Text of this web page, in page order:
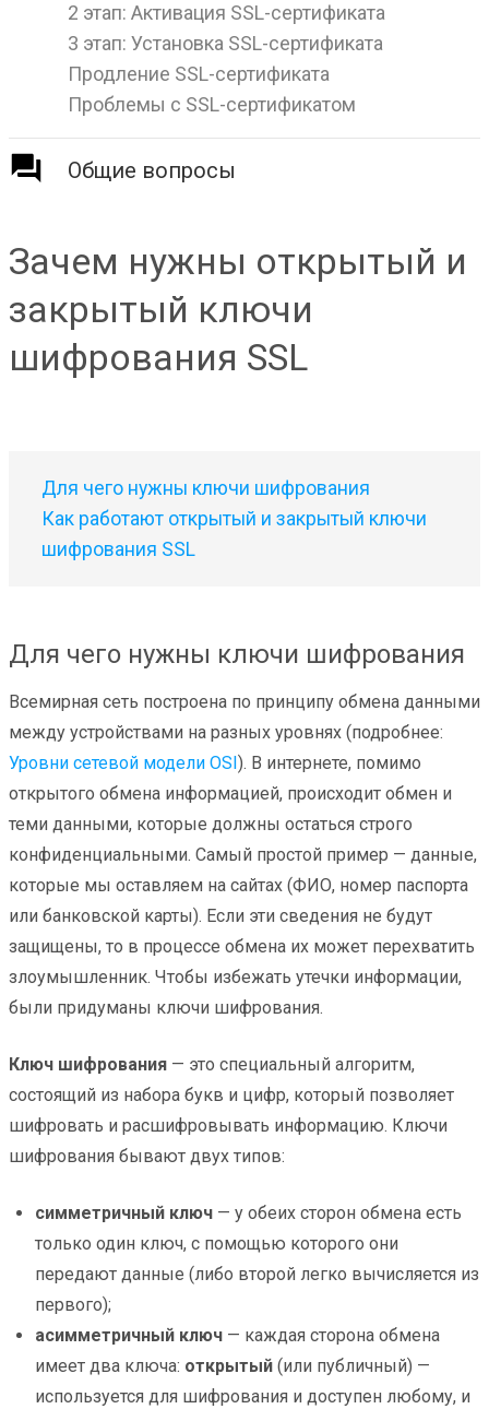
2 этап: Активация SSL-сертификата
3 этап: Установка SSL-сертификата
Продление SSL-сертификата
Проблемы с SSL-сертификатом
Общие вопросы
Зачем нужны открытый и
закрытый ключи
шифрования SSL
Для чего нужны ключи шифрования
Как работают открытый и закрытый ключи
шифрования SSL
Для чего нужны ключи шифрования
Всемирная сеть построена по принципу обмена данными
между устройствами на разных уровнях (подробнее:
Уровни сетевой модели OSI). В интернете, помимо
открытого обмена информацией, происходит обмен и
теми данными, которые должны остаться строго
конфиденциальными. Самый простой пример — данные,
которые мы оставляем на сайтах (ФИО, номер паспорта
или банковской карты). Если эти сведения не будут
защищены, то в процессе обмена их может перехватить
злоумышленник. Чтобы избежать утечки информации,
были придуманы ключи шифрования.
Ключ шифрования — это специальный алгоритм,
состоящий из набора букв и цифр, который позволяет
шифровать и расшифровывать информацию. Ключи
шифрования бывают двух типов:
симметричный ключ — у обеих сторон обмена есть
только один ключ, с помощью которого они
передают данные (либо второй легко вычисляется из
первого);
асимметричный ключ — каждая сторона обмена
имеет два ключа: открытый (или публичный) —
используется для шифрования и доступен любому, и